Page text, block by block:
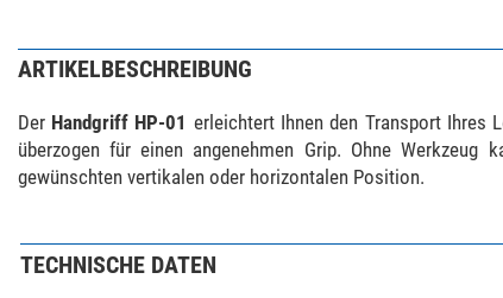
ARTIKELBESCHREIBUNG
Der Handgriff HP-01 erleichtert Ihnen den Transport Ihres
überzogen für einen angenehmen Grip. Ohne
gewünschten vertikalen oder horizontalen Position.
TECHNISCHE DATEN